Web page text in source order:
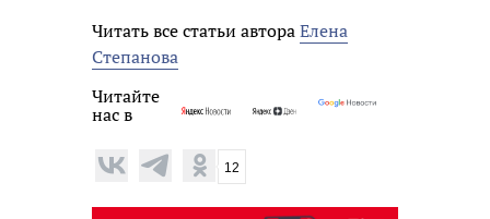
Читать все статьи автораЕлена
Степанова
Читайте
нас в
12